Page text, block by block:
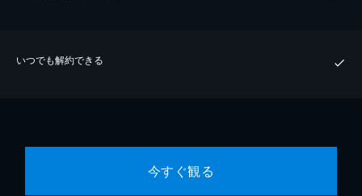
いつでも解約できる
今すぐ観る